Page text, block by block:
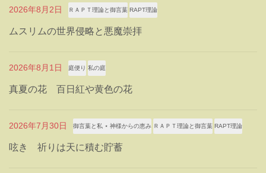
2026年8月2日 ＲＡＰＴ理論と御言葉 RAPT理論
ムスリムの世界侵略と悪魔崇拝
2026年8月1日 庭便り 私の庭
真夏の花 百日紅や黄色の花
2026年7月30日 御言葉と私 ⋆ 神様からの恵み ＲＡＰＴ理論と御言葉 RAPT理論
呟き 祈りは天に積む貯蓄